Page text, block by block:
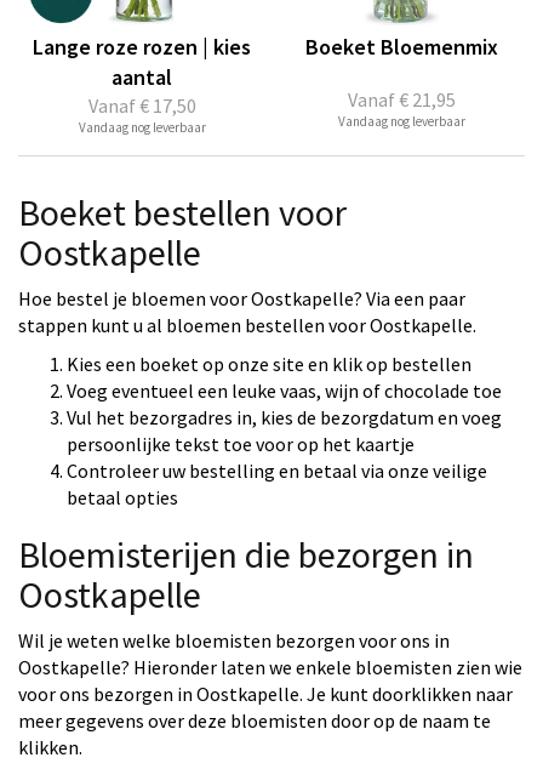
Vanaf€ 17,50
Lange roze rozen | kies
aantal
Vandaag nog leverbaar
Vanaf€ 21,95
Boeket Bloemenmix
Vandaag nog leverbaar
Boeket bestellen voor
Oostkapelle
Hoe bestel je bloemen voor Oostkapelle? Via een paar
stappen kunt u al bloemen bestellen voor Oostkapelle.
Kies een boeket op onze site en klik op bestellen
Voeg eventueel een leuke vaas, wijn of chocolade toe
Vul het bezorgadres in, kies de bezorgdatum en voeg
persoonlijke tekst toe voor op het kaartje
Controleer uw bestelling en betaal via onze veilige
betaal opties
Bloemisterijen die bezorgen in
Oostkapelle
Wil je weten welke bloemisten bezorgen voor ons in
Oostkapelle? Hieronder laten we enkele bloemisten zien wie
voor ons bezorgen in Oostkapelle. Je kunt doorklikken naar
meer gegevens over deze bloemisten door op de naam te
klikken.